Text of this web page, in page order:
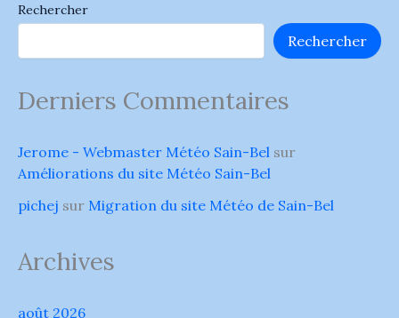
Rechercher
Rechercher
Derniers Commentaires
Jerome - Webmaster Météo Sain-Bel sur
Améliorations du site Météo Sain-Bel
pichej sur Migration du site Météo de Sain-Bel
Archives
août 2026